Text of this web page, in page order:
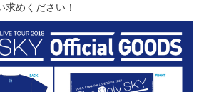
めください！